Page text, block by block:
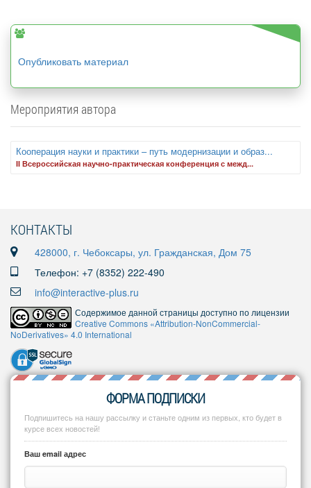
Опубликовать материал
Мероприятия автора
Кооперация науки и практики – путь модернизации и образ...
II Всероссийская научно-практическая конференция с межд...
КОНТАКТЫ
428000, г. Чебоксары, ул. Гражданская, Дом 75
Телефон: +7 (8352) 222-490
info@interactive-plus.ru
Содержимое данной страницы доступно по лицензии
Creative Commons «Attribution-NonCommercial-
NoDerivatives» 4.0 International
ФОРМА ПОДПИСКИ
Подпишитесь на нашу рассылку и станьте одним из первых, кто будет в
курсе всех новостей!
Ваш email адрес